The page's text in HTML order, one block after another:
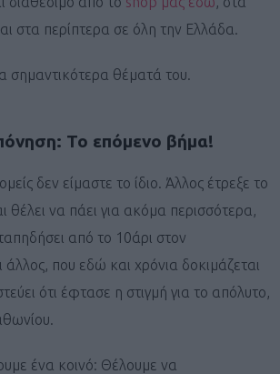
στα περίπτερα σε όλη την Ελλάδα.
σημαντικότερα θέματά του.
Το επόμενο βήμα!
δεν είμαστε το ίδιο. Άλλος έτρεξε το
θέλει να πάει για ακόμα περισσότερα,
από το 10άρι στον
που εδώ και χρόνια δοκιμάζεται
ότι έφτασε η στιγμή για το απόλυτο,
ένα κοινό: Θέλουμε να